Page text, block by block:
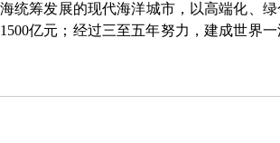
筹发展的现代海洋城市，以高端化、绿
亿元；经过三至五年努力，建成世界